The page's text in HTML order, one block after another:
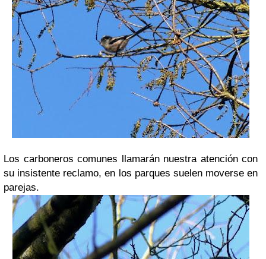
Los carboneros comunes llamarán nuestra atención con
su insistente reclamo, en los parques suelen moverse en
parejas.